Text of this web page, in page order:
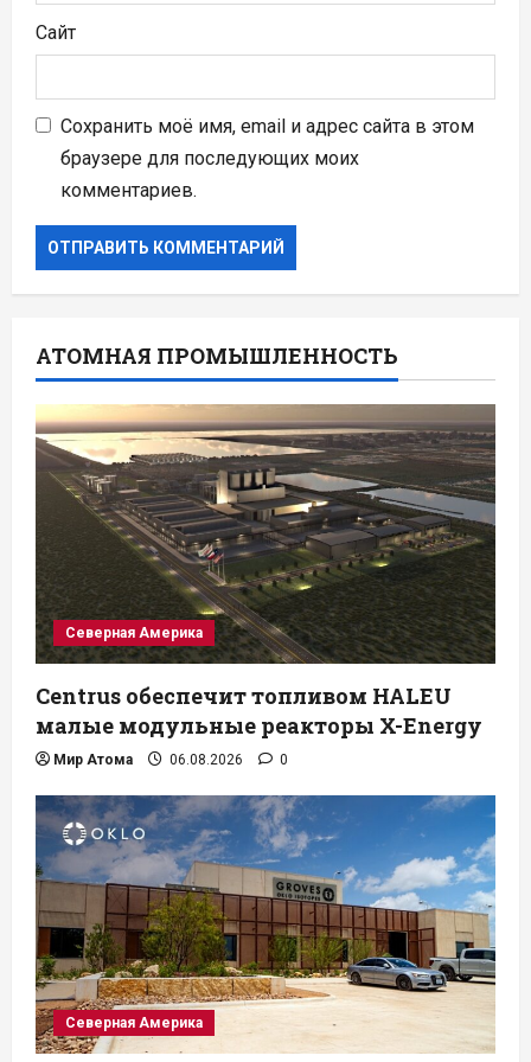
Сайт
Сохранить моё имя, email и адрес сайта в этом
браузере для последующих моих
комментариев.
АТОМНАЯ ПРОМЫШЛЕННОСТЬ
Северная Америка
Centrus обеспечит топливом HALEU
малые модульные реакторы X-Energy
Мир Атома 06.08.2026 0
Северная Америка